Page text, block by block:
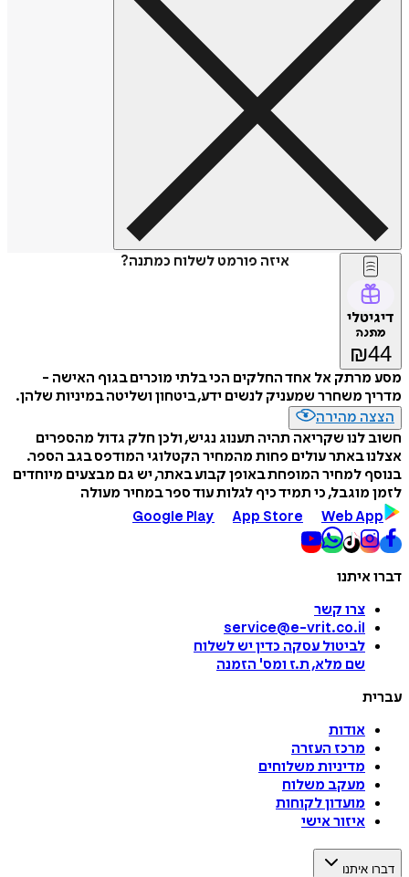
איזה פורמט לשלוח כמתנה?
דיגיטלי
מתנה
₪44
מסע מרתק אל אחד החלקים הכי בלתי מוכרים בגוף האישה -
מדריך משחרר שמעניק לנשים ידע, ביטחון ושליטה במיניות שלהן.
הצצה מהירה
חשוב לנו שקריאה תהיה תענוג נגיש, ולכן חלק גדול מהספרים
אצלנו באתר עולים פחות מהמחיר הקטלוגי המודפס בגב הספר.
בנוסף למחיר המופחת באופן קבוע באתר, יש גם מבצעים מיוחדים
לזמן מוגבל, כי תמיד כיף לגלות עוד ספר במחיר מעולה
Google Play
App Store Web App
דברו איתנו
צרו קשר
service@e-vrit.co.il
לביטול עסקה כדין יש לשלוח
שם מלא, ת.ז ומס' הזמנה
עברית
אודות
מרכז העזרה
מדיניות משלוחים
מעקב משלוח
מועדון לקוחות
איזור אישי
דברו איתנו